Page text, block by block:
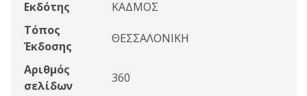
Εκδότης
ΚΑΔΜΟΣ
Τόπος
Έκδοσης
ΘΕΣΣΑΛΟΝΙΚΗ
Αριθμός
σελίδων
360